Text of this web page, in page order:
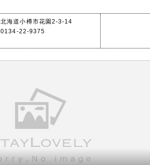
北海道小樽市花園2-3-14
0134-22-9375